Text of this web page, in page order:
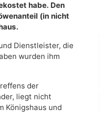
habe. Den
(in nicht
Dienstleister, die
wurden ihm
der
liegt nicht
Königshaus und